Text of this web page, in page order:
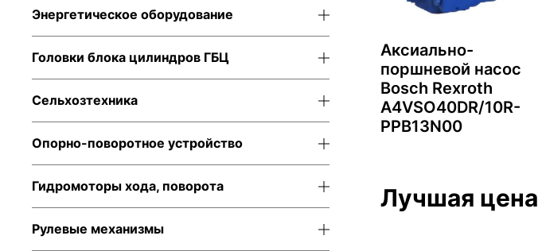
Энергетическое оборудование
Головки блока цилиндров ГБЦ
Сельхозтехника
Опорно-поворотное устройство
Гидромоторы хода, поворота
Рулевые механизмы
Аксиально-
поршневой насос
A4VSO40DR/10R-
PPB13N00
Двигатель в
комплектации
(задний/полный
привод)
Аксиально-
поршневой насос
Bosch Rexroth
A4VSO40DR/10R-
PPB13N00
Лучшая цена